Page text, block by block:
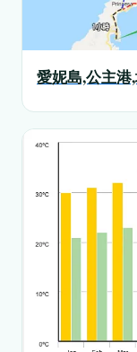
愛妮島,公主